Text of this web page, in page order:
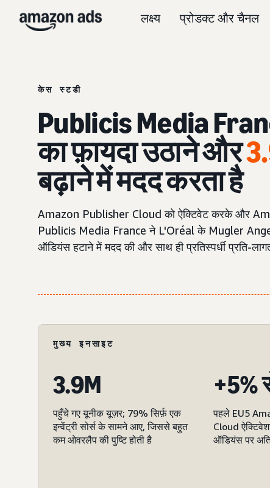
लक्ष्य प्रोडक्ट और चैनल
केस स्टडी
Publicis Media
का फ़ायदा उठाने और
बढ़ाने में मदद करता है
Amazon Publisher Cloud को ऐक्टिवेट करके और
Publicis Media France ने L'Oréal के Mugler
ऑडियंस हटाने में मदद की और साथ ही प्रतिस्पर्धी प्रति-
मुख्य इनसाइट
3.9M
पहुँचे गए यूनीक यूज़र; 79% सिर्फ़ एक
इन्वेंट्री सोर्स के सामने आए, जिससे बहुत
कम ओवरलैप की पुष्टि होती है
+5%
पहले EU5
Cloud
ऑडियंस पर